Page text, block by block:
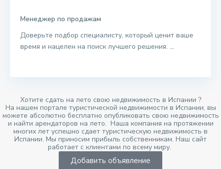
Менеджер по продажам
Доверьте подбор специалисту, который ценит ваше
время и нацелен на поиск лучшего решения. ...
Хотите сдать на лето свою недвижимость в Испании ?
На нашем портале туристической недвижимости в Испании, вы
можете абсолютно бесплатно опубликовать свою недвижимость
и найти арендаторов на лето. Наша компания на протяжении
многих лет успешно сдает туристическую недвижимость в
Испании. Мы приносим прибыль собственникам. Наш сайт
работает с клиентами по всему миру.
Добавить объявление